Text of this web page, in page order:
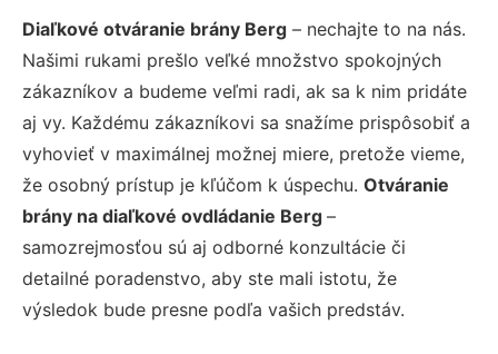
Diaľkové otváranie brány Berg – nechajte to na nás.
Našimi rukami prešlo veľké množstvo spokojných
zákazníkov a budeme veľmi radi, ak sa k nim pridáte
aj vy. Každému zákazníkovi sa snažíme prispôsobiť a
vyhovieť v maximálnej možnej miere, pretože vieme,
že osobný prístup je kľúčom k úspechu. Otváranie
brány na diaľkové ovdládanie Berg –
samozrejmosťou sú aj odborné konzultácie či
detailné poradenstvo, aby ste mali istotu, že
výsledok bude presne podľa vašich predstáv.